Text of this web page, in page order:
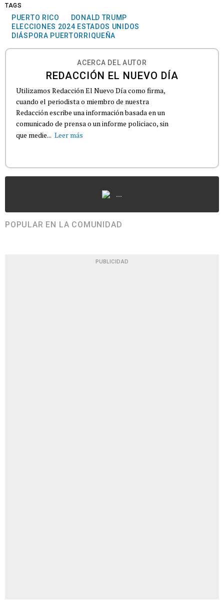
TAGS
PUERTO RICO
DONALD TRUMP
ELECCIONES 2024 ESTADOS UNIDOS
DIÁSPORA PUERTORRIQUEÑA
ACERCA DEL AUTOR
REDACCIÓN EL NUEVO DÍA
Utilizamos Redacción El Nuevo Día como firma,
cuando el periodista o miembro de nuestra
Redacción escribe una información basada en un
comunicado de prensa o un informe policiaco, sin
que medie... Leer más
...
POPULAR EN LA COMUNIDAD
PUBLICIDAD